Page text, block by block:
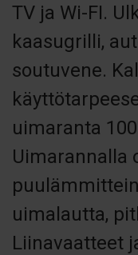
TV ja Wi-FI.
kaasugrilli,
soutuvene.
uimaranta
Uimarannalla
uimalautta,
Liinavaatteet